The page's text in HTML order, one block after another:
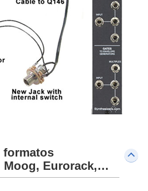
formatos
Moog, Eurorack,…